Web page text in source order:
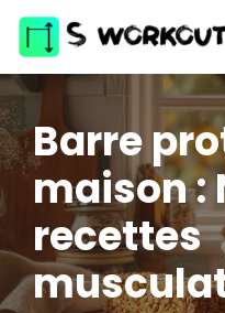
Aller
au
Barre
maison :
recettes